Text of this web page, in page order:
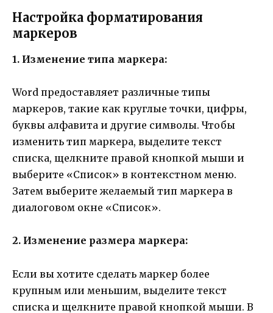
Настройка форматирования
маркеров
1. Изменение типа маркера:
Word предоставляет различные типы
маркеров, такие как круглые точки, цифры,
буквы алфавита и другие символы. Чтобы
изменить тип маркера, выделите текст
списка, щелкните правой кнопкой мыши и
выберите «Список» в контекстном меню.
Затем выберите желаемый тип маркера в
диалоговом окне «Список».
2. Изменение размера маркера:
Если вы хотите сделать маркер более
крупным или меньшим, выделите текст
списка и щелкните правой кнопкой мыши. В